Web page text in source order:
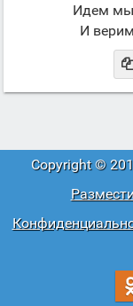
Идем мы
И

Copyright ©